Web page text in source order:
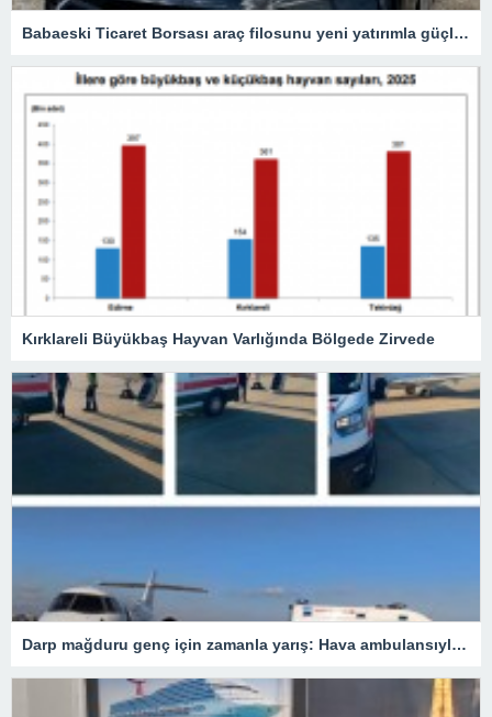
Babaeski Ticaret Borsası araç filosunu yeni yatırımla güçlendirdi
Kırklareli Büyükbaş Hayvan Varlığında Bölgede Zirvede
Darp mağduru genç için zamanla yarış: Hava ambulansıyla Ankara’ya sevk edildi